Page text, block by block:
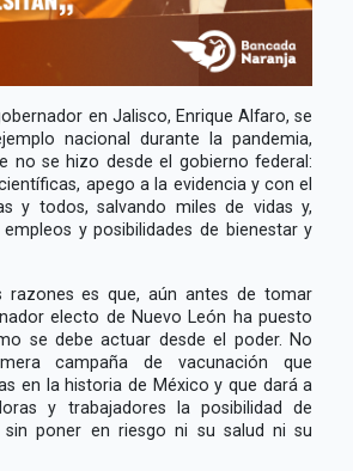
en Jalisco, Enrique Alfaro, se
nacional durante la pandemia,
no se hizo desde el gobierno federal:
apego a la evidencia y con el
y todos, salvando miles de vidas y,
y posibilidades de bienestar y
razones es que, aún antes de tomar
electo de Nuevo León ha puesto
se debe actuar desde el poder. No
campaña de vacunación que
en la historia de México y que dará a
y trabajadores la posibilidad de
sin poner en riesgo ni su salud ni su